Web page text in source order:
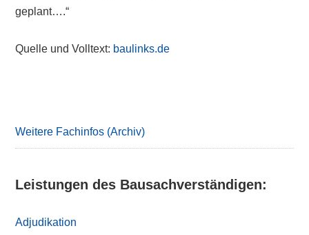
geplant….“
Quelle und Volltext: baulinks.de
Weitere Fachinfos (Archiv)
Leistungen des Bausachverständigen:
Adjudikation